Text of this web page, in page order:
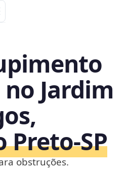
Jardim
obstruções.